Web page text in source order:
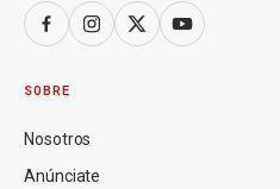
SOBRE
Nosotros
Anúnciate